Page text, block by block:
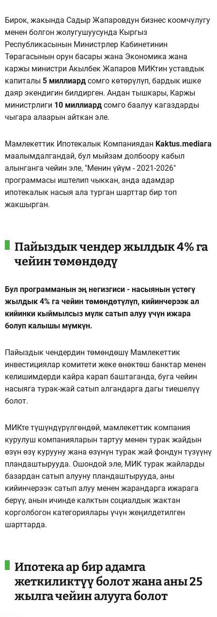
Бирок, жакында Садыр Жапаровдун бизнес коомчулугу
менен болгон жолугушуусунда Кыргыз
Республикасынын Министрлер Кабинетинин
Төрагасынын орун басары жана Экономика жана
каржы министри Акылбек Жапаров МИКтин уставдык
капиталы 5 миллиард сомго көтөрүлүп, бардык ишке
даяр экендигин билдирген. Андан тышкары, Каржы
министрлиги 10 миллиард сомго баалуу кагаздарды
чыгара алаарын айткан эле.
Мамлекеттик Ипотекалык Компаниядан Kaktus.mediaга
маалымдалгандай, бул мыйзам долбоору кабыл
алынганга чейин эле, "Менин үйүм - 2021-2026"
программасы иштелип чыккан, анда адамдар
ипотекалык насыя ала турган шарттар бир топ
жакшырган.
Пайыздык чендер жылдык 4% га
чейин төмөндөдү
Бул программанын эң негизгиси - насыянын үстөгү
жылдык 4% га чейин төмөндөтүлүп, кийинчерээк ал
кийинки кыймылсыз мүлк сатып алуу үчүн ижара
болуп калышы мүмкүн.
Пайыздык чендердин төмөндөшү Мамлекеттик
инвестициялар комитети жеке өнөктөш банктар менен
келишимдерди кайра карап баштаганда, буга чейин
насыяга турак-жай сатып алгандарга дагы тиешелүү
болот.
МИКте түшүндүрүлгөндөй, мамлекеттик компания
курулуш компанияларын тартуу менен турак жайдын
өзүн өзү курууну жана өзүнүн турак жай фондун түзүүнү
пландаштырууда. Ошондой эле, МИК турак жайларды
базардан сатып алууну пландаштырууда, аны
кийинчерээк сатып алуу менен жарандарга ижарага
берүү, анын ичинде калктын социалдык жактан
корголбогон категориялары үчүн жеңилдетилген
шарттарда.
Ипотека ар бир адамга
жеткиликтүү болот жана аны 25
жылга чейин алууга болот